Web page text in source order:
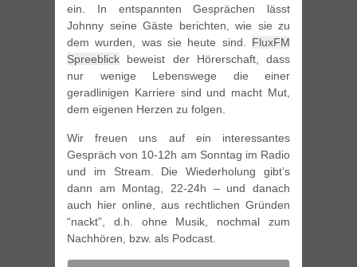
ein. In entspannten Gesprächen lässt
Johnny seine Gäste berichten, wie sie zu
dem wurden, was sie heute sind. FluxFM
Spreeblick beweist der Hörerschaft, dass
nur wenige Lebenswege die einer
geradlinigen Karriere sind und macht Mut,
dem eigenen Herzen zu folgen.
Wir freuen uns auf ein interessantes
Gespräch von 10-12h am Sonntag im Radio
und im Stream. Die Wiederholung gibt’s
dann am Montag, 22-24h – und danach
auch hier online, aus rechtlichen Gründen
“nackt”, d.h. ohne Musik, nochmal zum
Nachhören, bzw. als Podcast.